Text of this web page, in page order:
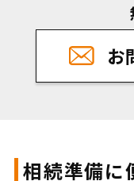
お
相続準備に